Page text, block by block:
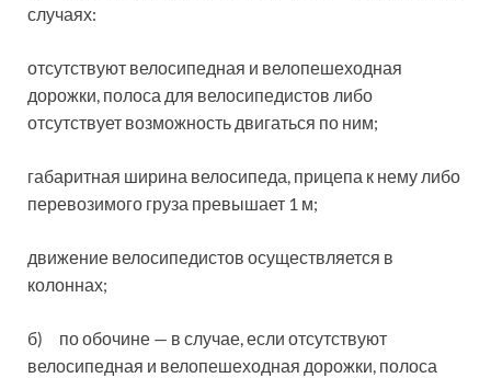
случаях:
отсутствуют велосипедная и велопешеходная
дорожки, полоса для велосипедистов либо
отсутствует возможность двигаться по ним;
габаритная ширина велосипеда, прицепа к нему либо
перевозимого груза превышает 1 м;
движение велосипедистов осуществляется в
колоннах;
б) по обочине — в случае, если отсутствуют
велосипедная и велопешеходная дорожки, полоса